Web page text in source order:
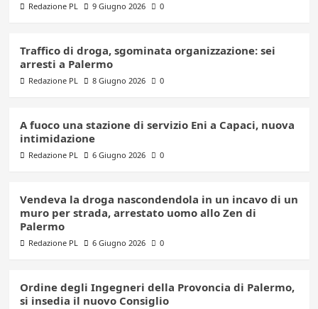
Redazione PL 9 Giugno 2026 0
Traffico di droga, sgominata organizzazione: sei
arresti a Palermo
Redazione PL 8 Giugno 2026 0
A fuoco una stazione di servizio Eni a Capaci, nuova
intimidazione
Redazione PL 6 Giugno 2026 0
Vendeva la droga nascondendola in un incavo di un
muro per strada, arrestato uomo allo Zen di
Palermo
Redazione PL 6 Giugno 2026 0
Ordine degli Ingegneri della Provoncia di Palermo,
si insedia il nuovo Consiglio